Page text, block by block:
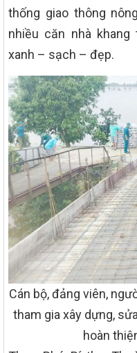
thống giao thông
nhiều căn nhà
xanh – sạch – đẹp.
Cán bộ, đảng viên,
tham gia xây dựng,
hoàn